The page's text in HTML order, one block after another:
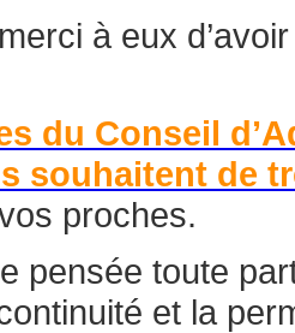
à eux
du Conseil
souhaitent de
proches.
pensée toute
et la